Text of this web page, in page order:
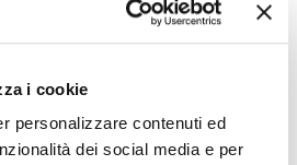
i cookie
personalizzare contenuti ed
dei social media e per